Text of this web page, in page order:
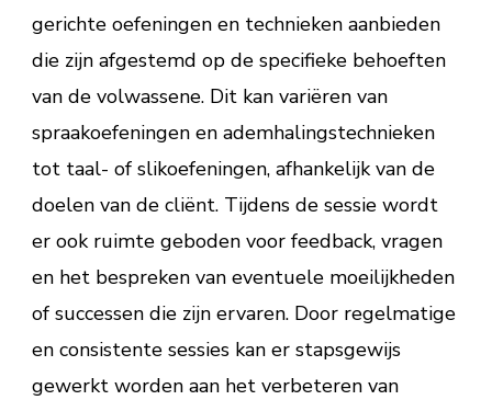
gerichte oefeningen en technieken aanbieden
die zijn afgestemd op de specifieke behoeften
van de volwassene. Dit kan variëren van
spraakoefeningen en ademhalingstechnieken
tot taal- of slikoefeningen, afhankelijk van de
doelen van de cliënt. Tijdens de sessie wordt
er ook ruimte geboden voor feedback, vragen
en het bespreken van eventuele moeilijkheden
of successen die zijn ervaren. Door regelmatige
en consistente sessies kan er stapsgewijs
gewerkt worden aan het verbeteren van